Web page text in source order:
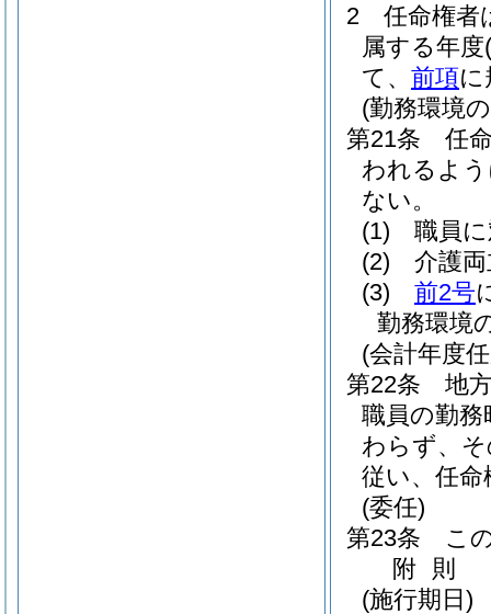
2
任命権者
属する年度
て、 前項
(勤務環境
第21条
任
われるよ
ない。
(1)
職員
(2)
介護
(3)
前2号
勤務環境
(会計年度
第22条
地
職員の勤
わらず、
従い、任
(委任)
第23条
こ
附 則
(施行期日)